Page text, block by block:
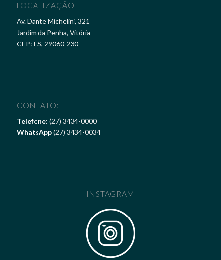
LOCALIZAÇÃO
Av. Dante Michelini, 321
Jardim da Penha, Vitória
CEP: ES, 29060-230
CONTATO:
Telefone: (27) 3434-0000
WhatsApp(27) 3434-0034
INSTAGRAM